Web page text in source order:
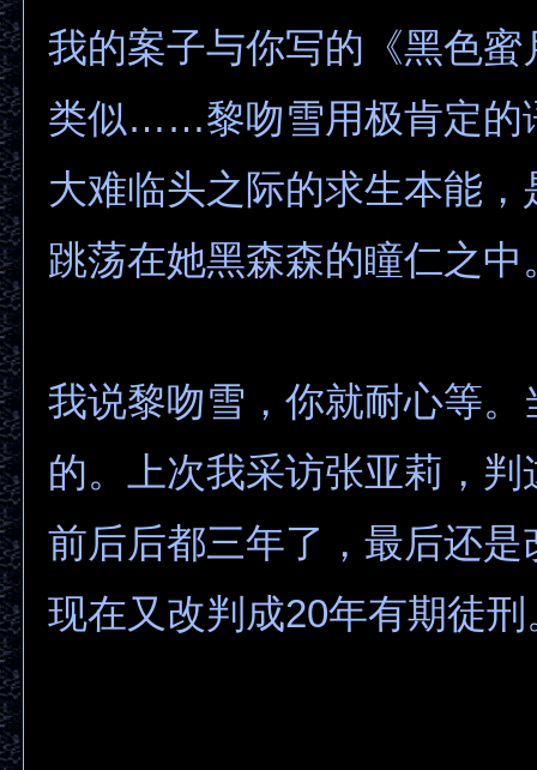
我的案子与你写的《黑色蜜
类似……黎吻雪用极肯定的
大难临头之际的求生本能，
跳荡在她黑森森的瞳仁之中
我说黎吻雪，你就耐心等。
的。上次我采访张亚莉，判
前后后都三年了，最后还是
现在又改判成20年有期徒刑